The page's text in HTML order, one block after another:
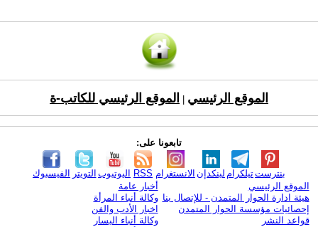
الموقع الرئيسي الموقع الرئيسي للكاتب-ة
تابعونا على:
الفيسبوك التويتر اليوتيوب RSS الانستغرام لينكدإن تيلكرامبنترست
الموقع الرئيسي
هيئة ادارة الحوار المتمدن - للإتصال بنا
إحصائيات مؤسسة الحوار المتمدن
قواعد النشر
أخبار عامة
وكالة أنباء المرأة
اخبار الأدب والفن
وكالة أنباء اليسار